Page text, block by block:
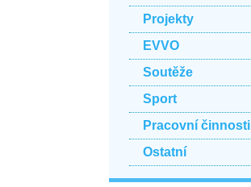
Projekty
EVVO
Soutěže
Sport
Pracovní činnosti
Ostatní